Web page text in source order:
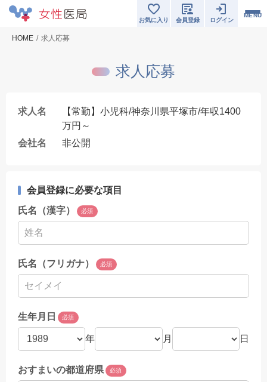
MENU
お気に入り 会員登録 ログイン
HOME 求人応募
求人応募
求人名
【常勤】小児科/神奈川県平塚市/年収1400
万円～
会社名
非公開
会員登録に必要な項目
氏名（漢字）
必須
氏名（フリガナ） 必須
生年月日 必須
年 月 日
おすまいの都道府県 必須